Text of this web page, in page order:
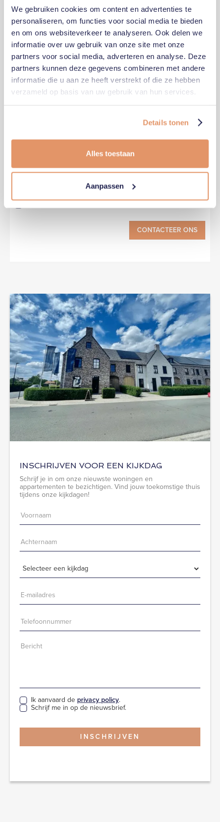
We gebruiken cookies om content en advertenties te
personaliseren, om functies voor social media te bieden
en om ons websiteverkeer te analyseren. Ook delen we
informatie over uw gebruik van onze site met onze
partners voor social media, adverteren en analyse. Deze
partners kunnen deze gegevens combineren met andere
informatie die u aan ze heeft verstrekt of die ze hebben
verzameld op basis van uw gebruik van hun services.
Details tonen
Alles toestaan
Aanpassen
PLAN EEN BEZOEK IN
INSCHRIJVEN VOOR EEN KIJKDAG
Schrijf je in om onze nieuwste woningen en
appartementen te bezichtigen. Vind jouw toekomstige thuis
tijdens onze kijkdagen!
Ik aanvaard de privacy policy.
Schrijf me in op de nieuwsbrief.